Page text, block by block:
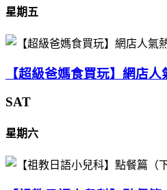
星期五
【超級爸媽食買玩】網店
SAT
星期六